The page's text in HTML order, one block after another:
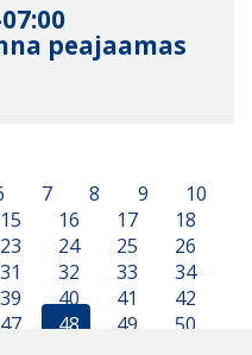
peajaamas
7 8 9
10
15 16 17
18
23 24 25
26
31 32 33
34
39 40 41
42
47 48 49 50